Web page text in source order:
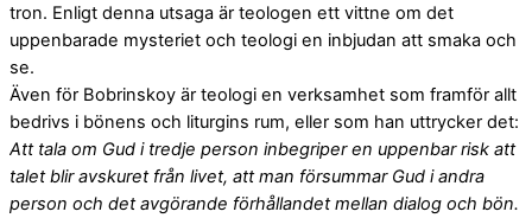
tron. Enligt denna utsaga är teologen ett vittne om det
uppenbarade mysteriet och teologi en inbjudan att smaka och
se.
Även för Bobrinskoy är teologi en verksamhet som framför allt
bedrivs i bönens och liturgins rum, eller som han uttrycker det:
Att tala om Gud i tredje person inbegriper en uppenbar risk att
talet blir avskuret från livet, att man försummar Gud i andra
person och det avgörande förhållandet mellan dialog och bön.